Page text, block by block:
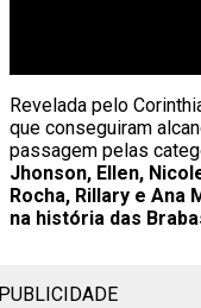
Revelada pelo
que conseguiram
passagem pelas
Jhonson, Ellen,
Rocha, Rillary e
na história das